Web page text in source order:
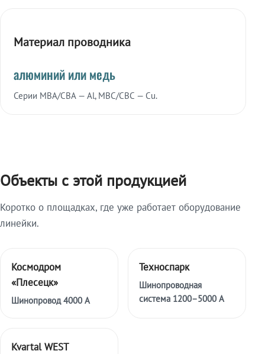
Материал проводника
алюминий или медь
Серии МВА/СВА — Al, МВС/СВС — Cu.
Объекты с этой продукцией
Коротко о площадках, где уже работает оборудование
линейки.
Космодром
«Плесецк»
Шинопровод 4000 А
Техноспарк
Шинопроводная
система 1200–5000 А
Kvartal WEST